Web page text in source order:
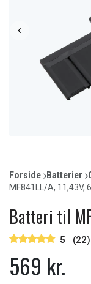
of
6
Forside Batterier
MF841LL/A, 11,43V,
Batteri til
5 (22)
569 kr.